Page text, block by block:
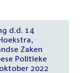
d.d. 14
Zaken
Politieke
2022